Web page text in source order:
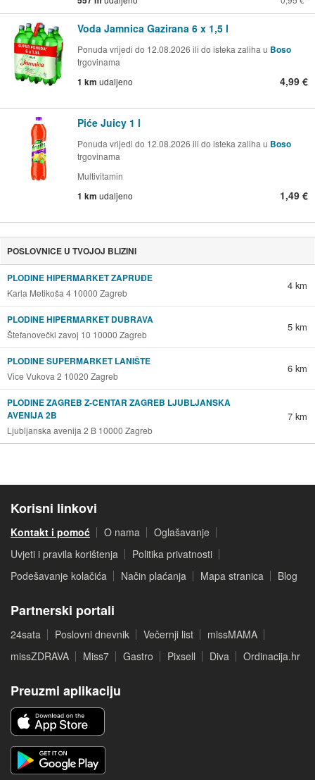
Voda Jamnica Gazirana 6 x 1,5 l
Ponuda vrijedi do 12.08.2026 ili do isteka zaliha u Boso
trgovinama
1 km udaljeno 4,99 €
Piće Juicy 1 l
Ponuda vrijedi do 12.08.2026 ili do isteka zaliha u Boso
trgovinama
Multivitamin
1 km udaljeno 1,49 €
POSLOVNICE U TVOJOJ BLIZINI
PLODINE HIPERMARKET ZAPRUĐE
Karla Metikoša 4 10000 Zagreb
4 km
PLODINE HIPERMARKET DUBRAVA
Štefanovečki zavoj 10 10000 Zagreb
5 km
PLODINE SUPERMARKET LANIŠTE
Vice Vukova 2 10020 Zagreb
6 km
PLODINE ZAGREB Z-CENTAR ZAGREB LJUBLJANSKA
AVENIJA 2B
Ljubljanska avenija 2 B 10000 Zagreb
7 km
Korisni linkovi
Kontakt i pomoć O nama
Oglašavanje
Uvjeti i pravila korištenja
Politika privatnosti
Podešavanje kolačića
Način plaćanja Mapa stranica Blog
Partnerski portali
24sata Poslovni dnevnik Večernji list
missMAMA
missZDRAVA
Miss7 Gastro Pixsell Diva Ordinacija.hr
Preuzmi aplikaciju